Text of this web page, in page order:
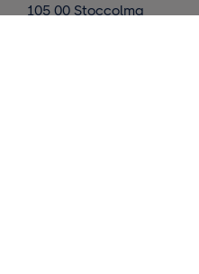
105 00 Stoccolma